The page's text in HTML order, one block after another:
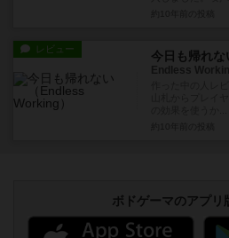
レビュー 今日も帰れな
ボドゲーマのアプリ